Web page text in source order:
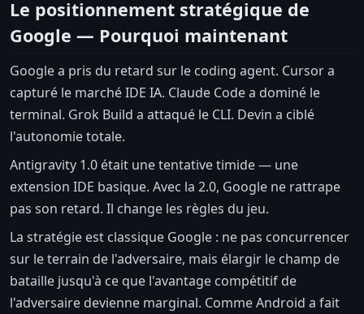
Le positionnement stratégique de
Google — Pourquoi maintenant
Google a pris du retard sur le coding agent. Cursor a
capturé le marché IDE IA. Claude Code a dominé le
terminal. Grok Build a attaqué le CLI. Devin a ciblé
l'autonomie totale.
Antigravity 1.0 était une tentative timide — une
extension IDE basique. Avec la 2.0, Google ne rattrape
pas son retard. Il change les règles du jeu.
La stratégie est classique Google : ne pas concurrencer
sur le terrain de l'adversaire, mais élargir le champ de
bataille jusqu'à ce que l'avantage compétitif de
l'adversaire devienne marginal. Comme Android a fait